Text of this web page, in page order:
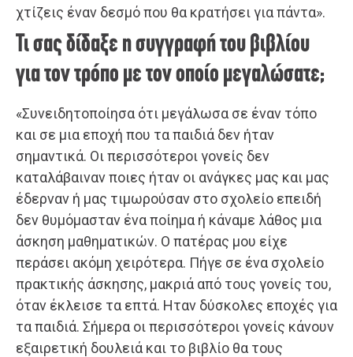
χτίζεις έναν δεσμό που θα κρατήσει για πάντα».
Τι σας δίδαξε η συγγραφή του βιβλίου
για τον τρόπο με τον οποίο μεγαλώσατε;
«Συνειδητοποίησα ότι μεγάλωσα σε έναν τόπο
και σε μια εποχή που τα παιδιά δεν ήταν
σημαντικά. Οι περισσότεροι γονείς δεν
καταλάβαιναν ποιες ήταν οι ανάγκες μας και μας
έδερναν ή μας τιμωρούσαν στο σχολείο επειδή
δεν θυμόμασταν ένα ποίημα ή κάναμε λάθος μια
άσκηση μαθηματικών. Ο πατέρας μου είχε
περάσει ακόμη χειρότερα. Πήγε σε ένα σχολείο
πρακτικής άσκησης, μακριά από τους γονείς του,
όταν έκλεισε τα επτά. Ηταν δύσκολες εποχές για
τα παιδιά. Σήμερα οι περισσότεροι γονείς κάνουν
εξαιρετική δουλειά και το βιβλίο θα τους